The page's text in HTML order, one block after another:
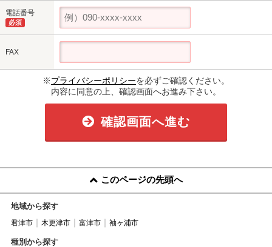
電話番号
必須
FAX
※プライバシーポリシーを必ずご確認ください。
内容に同意の上、確認画面へお進み下さい。
確認画面へ進む
このページの先頭へ
地域から探す
君津市 木更津市 富津市 袖ヶ浦市
種別から探す